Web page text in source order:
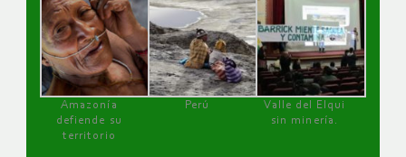
Amazonía
defiende su
territorio
Perú
Valle del Elqui
sin minería.